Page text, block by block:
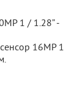
1 / 1.28” -
16MP 1